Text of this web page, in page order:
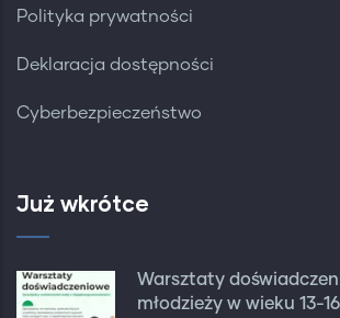
Polityka prywatności
Deklaracja dostępności
Cyberbezpieczeństwo
Już wkrótce
Warsztaty
młodzieży w wieku 13-